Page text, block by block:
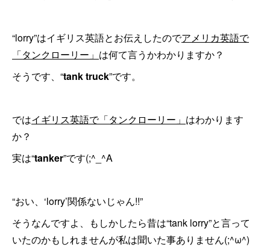
“lorry”はイギリス英語とお伝えしたのでアメリカ英語で
「タンクローリー」 は何て言うかわかりますか？
そうです、“tank truck”です。
ではイギリス英語で「タンクローリー」 はわかります
か？
実は“tanker”です(;^_^A
“おい、‘lorry’関係ないじゃん!!”
そうなんですよ、もしかしたら昔は“tank lorry”と言って
いたのかもしれませんが私は聞いた事ありません(;^ω^)